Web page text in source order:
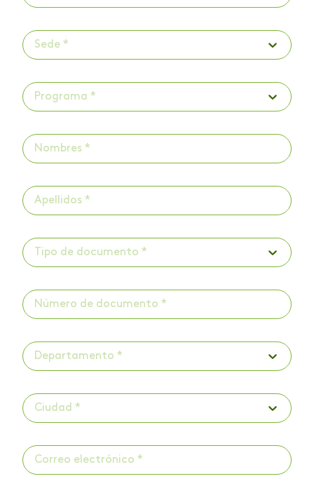
Sede *
Programa *
Tipo de documento *
Departamento *
Ciudad *